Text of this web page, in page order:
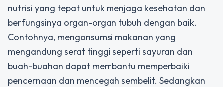
nutrisi yang tepat untuk menjaga kesehatan dan
berfungsinya organ-organ tubuh dengan baik.
Contohnya, mengonsumsi makanan yang
mengandung serat tinggi seperti sayuran dan
buah-buahan dapat membantu memperbaiki
pencernaan dan mencegah sembelit. Sedangkan